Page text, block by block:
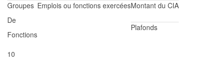
Groupes
De
Fonctions
Emplois ou fonctions exercéesMontant du CIA
Plafonds
10